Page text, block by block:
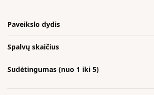
Paveikslo dydis
Spalvų skaičius
Sudėtingumas (nuo 1 iki 5)